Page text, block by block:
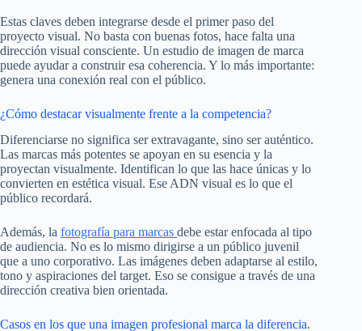
Estas claves deben integrarse desde el primer paso del
proyecto visual. No basta con buenas fotos, hace falta una
dirección visual consciente. Un estudio de imagen de marca
puede ayudar a construir esa coherencia. Y lo más importante:
genera una conexión real con el público.
¿Cómo destacar visualmente frente a la competencia?
Diferenciarse no significa ser extravagante, sino ser auténtico.
Las marcas más potentes se apoyan en su esencia y la
proyectan visualmente. Identifican lo que las hace únicas y lo
convierten en estética visual. Ese ADN visual es lo que el
público recordará.
Además, la fotografía para marcas debe estar enfocada al tipo
de audiencia. No es lo mismo dirigirse a un público juvenil
que a uno corporativo. Las imágenes deben adaptarse al estilo,
tono y aspiraciones del target. Eso se consigue a través de una
dirección creativa bien orientada.
Casos en los que una imagen profesional marca la diferencia.